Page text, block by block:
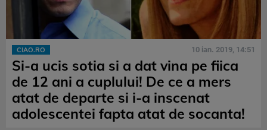
CIAO.RO 10 ian. 2019, 14:51
Si-a ucis sotia si a dat vina pe fiica
de 12 ani a cuplului! De ce a mers
atat de departe si i-a inscenat
adolescentei fapta atat de socanta!